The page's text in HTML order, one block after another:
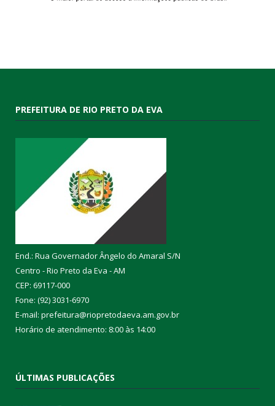
PREFEITURA DE RIO PRETO DA EVA
End.: Rua Governador Ângelo do Amaral S/N
Centro - Rio Preto da Eva - AM
CEP: 69117-000
Fone: (92) 3031-6970
E-mail: prefeitura@riopretodaeva.am.gov.br
Horário de atendimento: 8:00 às 14:00
ÚLTIMAS PUBLICAÇÕES